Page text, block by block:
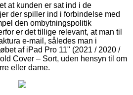
at kunden er sat ind i de
der spiller ind i forbindelse med
den ombytningspolitik
er det tillige relevant, at man til
e-mail, således man i
af iPad Pro 11" (2021 / 2020 /
Cover – Sort, uden hensyn til om
eller dame.